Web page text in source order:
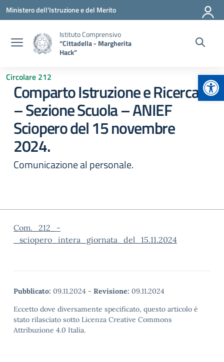
Vai ai contenuti
Vai al menu di navigazione
Vai al footer
Ministero dell'Istruzione e del Merito
Istituto Comprensivo
“Cittadella - Margherita
Hack”
Circolare 212
Comparto Istruzione e Ricerca
– Sezione Scuola – ANIEF
Sciopero del 15 novembre
2024.
Comunicazione al personale.
Com._212_-
_sciopero_intera_giornata_del_15.11.2024
Pubblicato: 09.11.2024 - Revisione: 09.11.2024
Eccetto dove diversamente specificato, questo articolo è
stato rilasciato sotto Licenza Creative Commons
Attribuzione 4.0 Italia.